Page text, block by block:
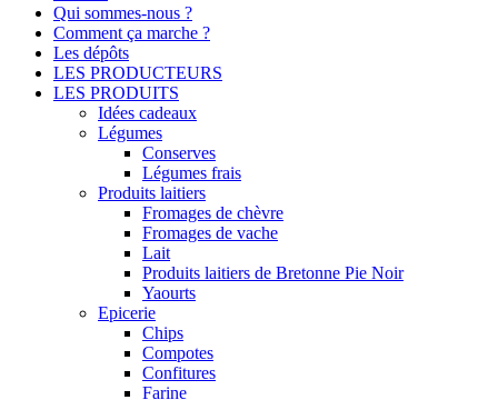
Qui sommes-nous ?
Comment ça marche ?
Les dépôts
LES PRODUCTEURS
LES PRODUITS
Idées cadeaux
Légumes
Conserves
Légumes frais
Produits laitiers
Fromages de chèvre
Fromages de vache
Lait
Produits laitiers de Bretonne Pie Noir
Yaourts
Epicerie
Chips
Compotes
Confitures
Farine